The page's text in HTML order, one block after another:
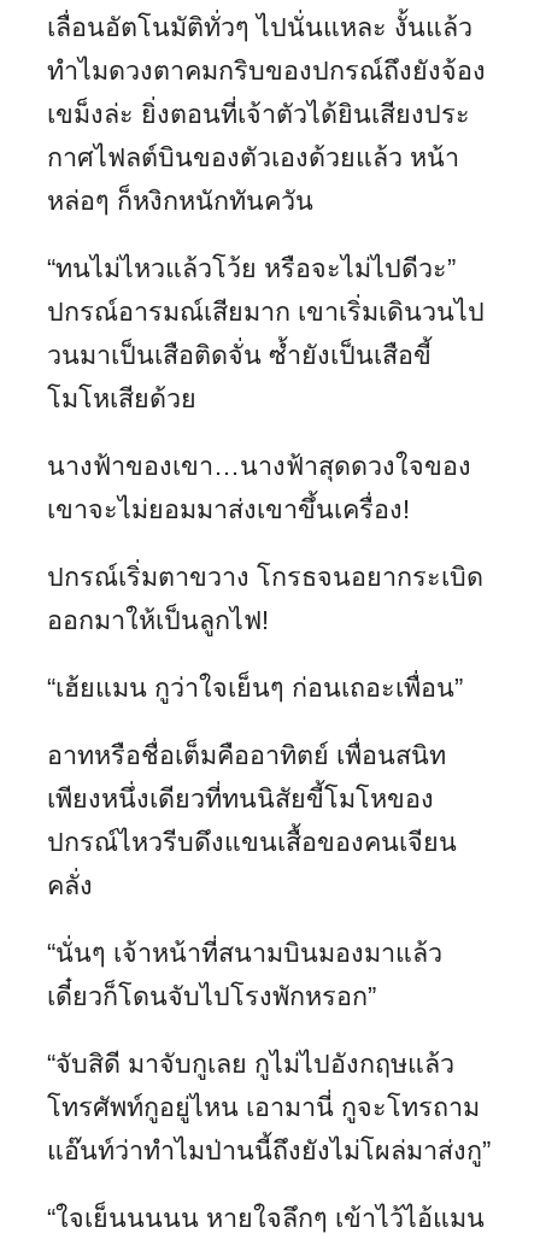
เลื่อนอัตโนมัติทั่วๆ ไปนั่นแหละ งั้นแล้ว
ทำไมดวงตาคมกริบของปกรณ์ถึงยังจ้อง
เขม็งล่ะ ยิ่งตอนที่เจ้าตัวได้ยินเสียงประ
กาศไฟลต์บินของตัวเองด้วยแล้ว หน้า
หล่อๆ ก็หงิกหนักทันควัน
“ทนไม่ไหวแล้วโว้ย หรือจะไม่ไปดีวะ”
ปกรณ์อารมณ์เสียมาก เขาเริ่มเดินวนไป
วนมาเป็นเสือติดจั่น ซ้ำยังเป็นเสือขี้
โมโหเสียด้วย
นางฟ้าของเขา…นางฟ้าสุดดวงใจของ
เขาจะไม่ยอมมาส่งเขาขึ้นเครื่อง!
ปกรณ์เริ่มตาขวาง โกรธจนอยากระเบิด
ออกมาให้เป็นลูกไฟ!
“เฮ้ยแมน กูว่าใจเย็นๆ ก่อนเถอะเพื่อน”
อาทหรือชื่อเต็มคืออาทิตย์ เพื่อนสนิท
เพียงหนึ่งเดียวที่ทนนิสัยขี้โมโหของ
ปกรณ์ไหวรีบดึงแขนเสื้อของคนเจียน
คลั่ง
“นั่นๆ เจ้าหน้าที่สนามบินมองมาแล้ว
เดี๋ยวก็โดนจับไปโรงพักหรอก”
“จับสิดี มาจับกูเลย กูไม่ไปอังกฤษแล้ว
โทรศัพท์กูอยู่ไหน เอามานี่ กูจะโทรถาม
แอ๊นท์ว่าทำไมป่านนี้ถึงยังไม่โผล่มาส่งกู”
“ใจเย็นนนนน หายใจลึกๆ เข้าไว้ไอ้แมน